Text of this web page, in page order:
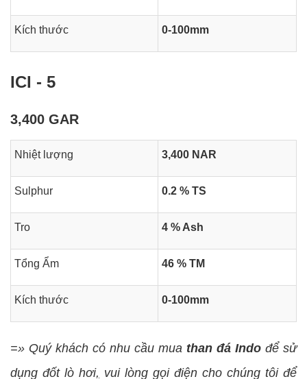
Kích thước 0-100mm
ICI - 5
3,400 GAR
Nhiệt lượng 3,400 NAR
Sulphur 0.2 % TS
Tro 4 % Ash
Tổng Ẩm 46 % TM
Kích thước 0-100mm
=» Quý khách có nhu cầu mua than đá Indo để sử
dụng đốt lò hơi, vui lòng gọi điện cho chúng tôi để